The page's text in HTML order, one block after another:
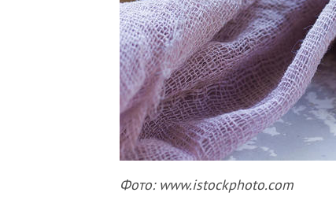
Фото: www.istockphoto.com